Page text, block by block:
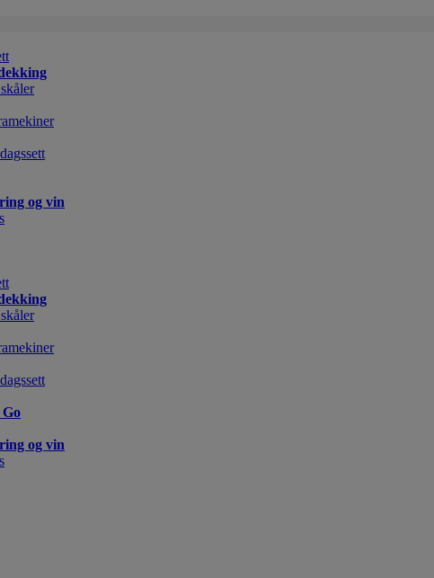
og vin
Go
og vin